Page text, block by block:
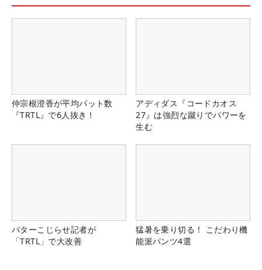
仲宗根澄香が平均パット数
『TRTL』で6人抜き！
アディダス『コードカオス
27』は強烈な蹴りでパワーを
生む
パターこじらせ記者が
「TRTL」で大改善
猛暑を乗り切る！ こだわり機
能派パンツ4選